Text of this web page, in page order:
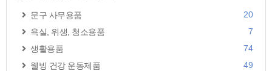
문구 사무용품
20
욕실, 위생, 청소용품
7
생활용품
74
웰빙 건강 운동제품
49